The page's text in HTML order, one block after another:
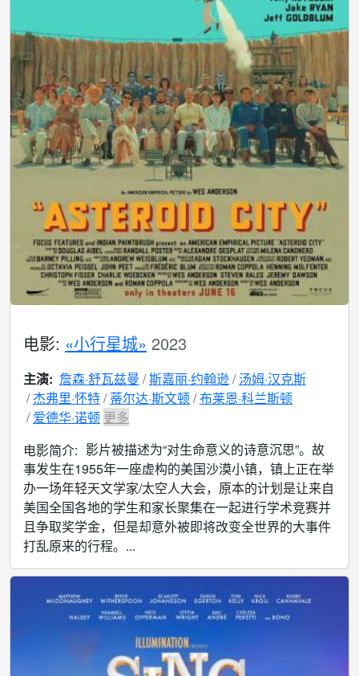
电影: «小行星城» 2023
主演: 詹森·舒瓦兹曼 斯嘉丽·约翰逊 汤姆·汉克斯
杰弗里·怀特 蒂尔达·斯文顿 布莱恩·科兰斯顿
爱德华·诺顿 更多
电影简介: 影片被描述为“对生命意义的诗意沉思”。故
事发生在1955年一座虚构的美国沙漠小镇，镇上正在举
办一场年轻天文学家/太空人大会，原本的计划是让来自
美国全国各地的学生和家长聚集在一起进行学术竞赛并
且争取奖学金，但是却意外被即将改变全世界的大事件
打乱原来的行程。...